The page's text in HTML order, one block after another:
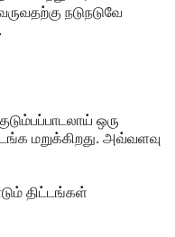
நடுநடுவே
ஒரு
மறுக்கிறது. அவ்வளவு
திட்டங்கள்